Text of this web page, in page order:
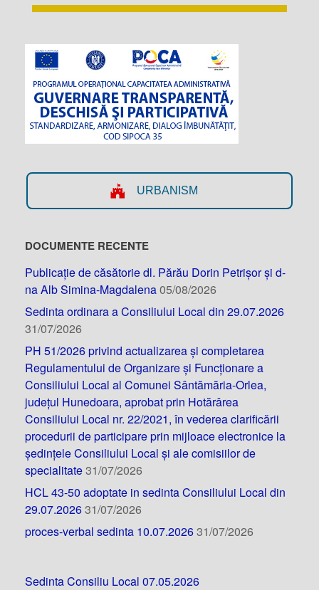
URBANISM
DOCUMENTE RECENTE
Publicație de căsătorie dl. Părău Dorin Petrișor și d-
na Alb Simina-Magdalena05/08/2026
Sedinta ordinara a Consiliului Local din 29.07.2026
31/07/2026
PH 51/2026 privind actualizarea și completarea
Regulamentului de Organizare și Funcționare a
Consiliului Local al Comunei Sântămăria-Orlea,
județul Hunedoara, aprobat prin Hotărârea
Consiliului Local nr. 22/2021, în vederea clarificării
procedurii de participare prin mijloace electronice la
ședințele Consiliului Local și ale comisiilor de
specialitate31/07/2026
HCL 43-50 adoptate in sedinta Consiliului Local din
29.07.202631/07/2026
proces-verbal sedinta 10.07.202631/07/2026
Sedinta Consiliu Local 07.05.2026